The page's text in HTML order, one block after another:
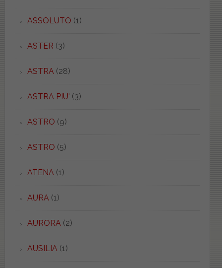
ASSOLUTO (1)
ASTER (3)
ASTRA (28)
ASTRA PIU' (3)
ASTRO (9)
ASTRO (5)
ATENA (1)
AURA (1)
AURORA (2)
AUSILIA (1)